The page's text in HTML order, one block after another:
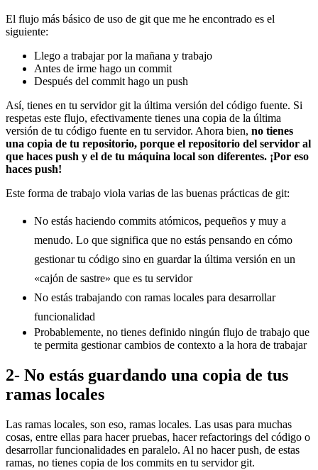
El flujo más básico de uso de git que me he encontrado es el
siguiente:
Llego a trabajar por la mañana y trabajo
Antes de irme hago un commit
Después del commit hago un push
Así, tienes en tu servidor git la última versión del código fuente. Si
respetas este flujo, efectivamente tienes una copia de la última
versión de tu código fuente en tu servidor. Ahora bien, no tienes
una copia de tu repositorio, porque el repositorio del servidor al
que haces push y el de tu máquina local son diferentes. ¡Por eso
haces push!
Este forma de trabajo viola varias de las buenas prácticas de git:
No estás haciendo commits atómicos, pequeños y muy a
menudo. Lo que significa que no estás pensando en cómo
gestionar tu código sino en guardar la última versión en un
«cajón de sastre» que es tu servidor
No estás trabajando con ramas locales para desarrollar
funcionalidad
Probablemente, no tienes definido ningún flujo de trabajo que
te permita gestionar cambios de contexto a la hora de trabajar
2- No estás guardando una copia de tus
ramas locales
Las ramas locales, son eso, ramas locales. Las usas para muchas
cosas, entre ellas para hacer pruebas, hacer refactorings del código o
desarrollar funcionalidades en paralelo. Al no hacer push, de estas
ramas, no tienes copia de los commits en tu servidor git.